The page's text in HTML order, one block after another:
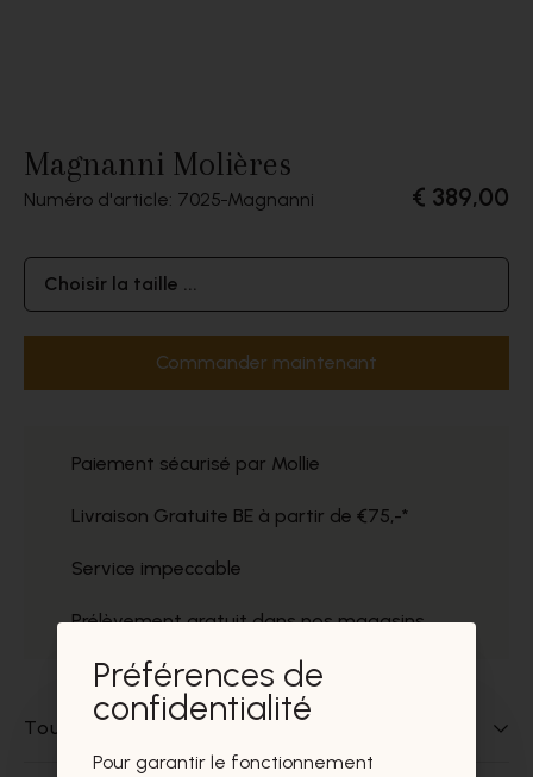
Magnanni Molières
Numéro d'article: 7025 Magnanni € 389,00
Choisir la taille ...
Commander maintenant
Paiement sécurisé par Mollie
Livraison Gratuite BE à partir de €75,-*
Service impeccable
Prélèvement gratuit dans nos magasins
Tout sur ce produit
Préférences de
confidentialité
Pour garantir le fonctionnement